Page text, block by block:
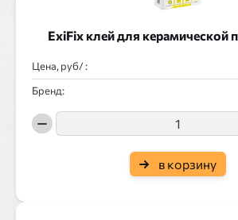
ExiFix клей для керамической
Цена, руб/ :
Бренд:
в корзину